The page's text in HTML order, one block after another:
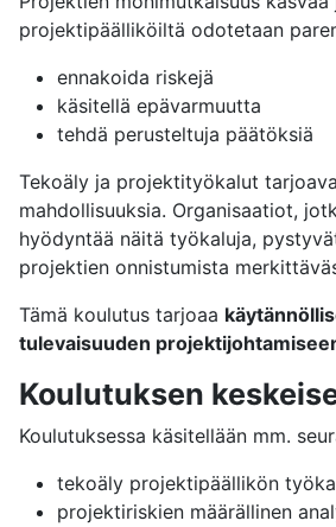
projektipäälliköiltä odotetaan
ennakoida riskejä
käsitellä epävarmuutta
tehdä perusteltuja päätöksiä
Tekoäly ja projektityökalut
mahdollisuuksia. Organisaatiot,
hyödyntää näitä työkaluja,
projektien onnistumista
Tämä koulutus tarjoaa
tulevaisuuden
Koulutuksen
Koulutuksessa käsitellään mm.
tekoäly projektipäällikön
projektiriskien määrällinen